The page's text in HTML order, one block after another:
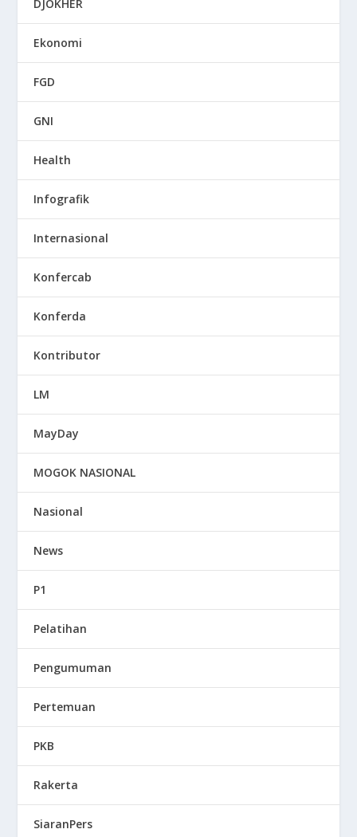
DJOKHER
Ekonomi
FGD
GNI
Health
Infografik
Internasional
Konfercab
Konferda
Kontributor
LM
MayDay
MOGOK NASIONAL
Nasional
News
P1
Pelatihan
Pengumuman
Pertemuan
PKB
Rakerta
SiaranPers